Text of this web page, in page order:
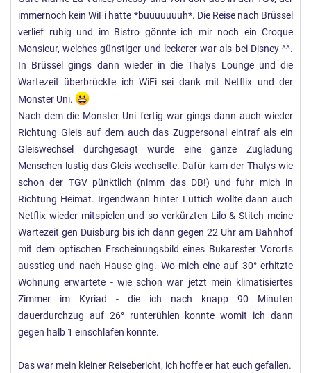
immernoch kein WiFi hatte *buuuuuuuh*. Die Reise nach Brüssel
verlief ruhig und im Bistro gönnte ich mir noch ein Croque
Monsieur, welches günstiger und leckerer war als bei Disney ^^.
In Brüssel gings dann wieder in die Thalys Lounge und die
Wartezeit überbrückte ich WiFi sei dank mit Netflix und der
Monster Uni.
Nach dem die Monster Uni fertig war gings dann auch wieder
Richtung Gleis auf dem auch das Zugpersonal eintraf als ein
Gleiswechsel durchgesagt wurde eine ganze Zugladung
Menschen lustig das Gleis wechselte. Dafür kam der Thalys wie
schon der TGV pünktlich (nimm das DB!) und fuhr mich in
Richtung Heimat. Irgendwann hinter Lüttich wollte dann auch
Netflix wieder mitspielen und so verkürzten Lilo & Stitch meine
Wartezeit gen Duisburg bis ich dann gegen 22 Uhr am Bahnhof
mit dem optischen Erscheinungsbild eines Bukarester Vororts
ausstieg und nach Hause ging. Wo mich eine auf 30° erhitzte
Wohnung erwartete - wie schön wär jetzt mein klimatisiertes
Zimmer im Kyriad - die ich nach knapp 90 Minuten
dauerdurchzug auf 26° runterühlen konnte womit ich dann
gegen halb 1 einschlafen konnte.
Das war mein kleiner Reisebericht, ich hoffe er hat euch gefallen.